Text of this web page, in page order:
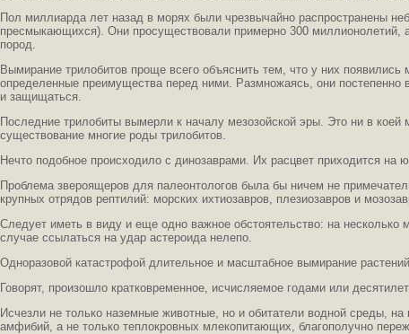
Пол миллиарда лет назад в морях были чрезвычайно распространены
пресмыкающихся). Они просуществовали примерно 300 миллионолетий,
пород.
Вымирание трилобитов проще всего объяснить тем, что у них
определенные преимущества перед ними. Размножаясь, они постепенно
и защищаться.
Последние трилобиты вымерли к началу мезозойской эры. Это ни в
существование многие роды трилобитов.
Нечто подобное происходило с динозаврами. Их расцвет приходится
Проблема звероящеров для палеонтологов была бы ничем не
крупных отрядов рептилий: морских ихтиозавров, плезиозавров и
Следует иметь в виду и еще одно важное обстоятельство: на
случае ссылаться на удар астероида нелепо.
Одноразовой катастрофой длительное и масштабное вымирание
Говорят, произошло кратковременное, исчисляемое годами или
Исчезли не только наземные животные, но и обитатели водной среды,
амфибий, а не только теплокровных млекопитающих, благополучно